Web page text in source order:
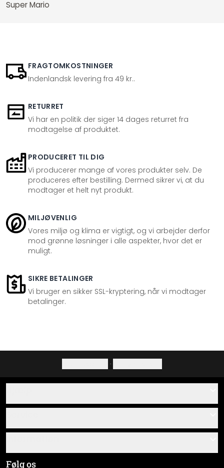
Super Mario
FRAGTOMKOSTNINGER
Indenlandsk levering fra 49 kr..
RETURRET
Vi har en politik der siger 14 dages returret fra
modtagelse af produktet.
PRODUCERET TIL DIG
Vi producerer mange af vores produkter selv. De
produceres efter bestilling. Dermed sikrer vi, at du
modtager et helt nyt produkt.
MILJØVENLIG
Vores miljø og klima er vigtigt, og vi arbejder derfor
mod grønne løsninger i alle aspekter, hvor det er
muligt.
SIKRE BETALINGER
Vi bruger en sikker SSL-kryptering, når vi modtager
betalinger.
·
Om os
Monteringsvejledninger
Almindelige forretningsbetingelser
Følg os